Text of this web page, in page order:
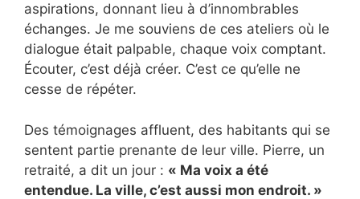
aspirations, donnant lieu à d’innombrables
échanges. Je me souviens de ces ateliers où le
dialogue était palpable, chaque voix comptant.
Écouter, c’est déjà créer. C’est ce qu’elle ne
cesse de répéter.
Des témoignages affluent, des habitants qui se
sentent partie prenante de leur ville. Pierre, un
retraité, a dit un jour : « Ma voix a été
entendue. La ville, c’est aussi mon endroit. »